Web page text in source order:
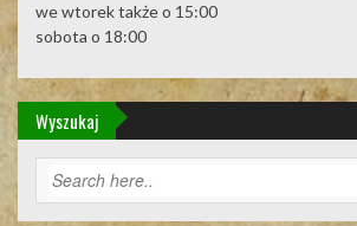
we wtorek także o 15:00
sobota o 18:00
Wyszukaj